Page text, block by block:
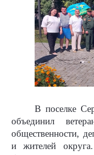
В поселке
объединил
общественности,
и жителей